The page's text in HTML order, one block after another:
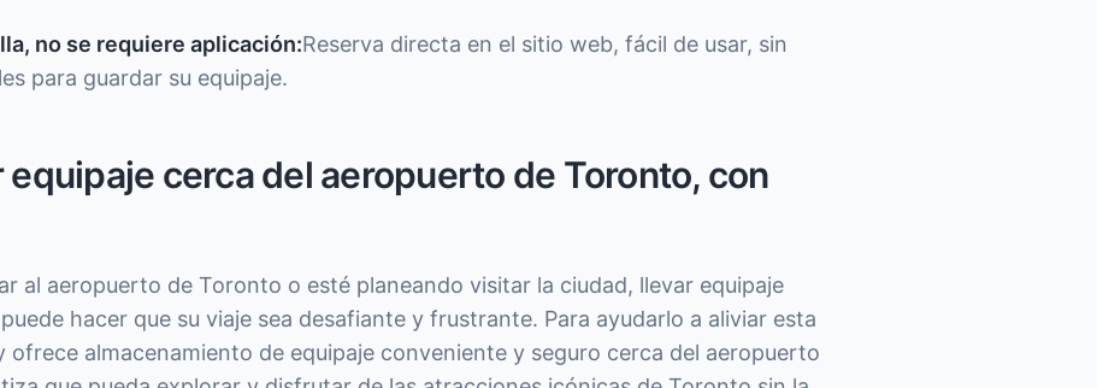
no se requiere aplicación:Reserva directa en el sitio web, fácil de usar, sin
para guardar su equipaje.
equipaje cerca del aeropuerto de Toronto, con
al aeropuerto de Toronto o esté planeando visitar la ciudad, llevar equipaje
hacer que su viaje sea desafiante y frustrante. Para ayudarlo a aliviar esta
ofrece almacenamiento de equipaje conveniente y seguro cerca del aeropuerto